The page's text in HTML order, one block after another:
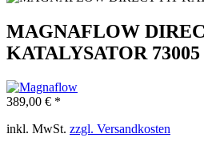
MAGNAFLOW
KATALYSATOR 73005
389,00 € *
inkl. MwSt. zzgl. Versandkosten